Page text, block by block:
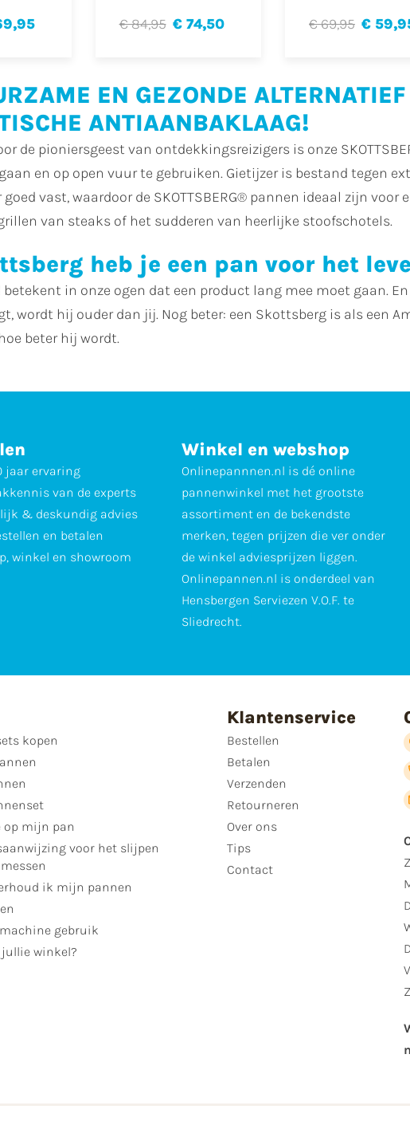
€ 84,95 € 74,50 € 69,95 €
EN GEZONDE ALTERNATIEF
ANTIAANBAKLAAG!
de pioniersgeest van ontdekkingsreizigers is onze
en op open vuur te gebruiken. Gietijzer is bestand tegen
goed vast, waardoor de SKOTTSBERG® pannen ideaal zijn
van steaks of het sudderen van heerlijke stoofschotels.
heb je een pan voor het
in onze ogen dat een product lang mee moet gaan.
wordt hij ouder dan jij. Nog beter: een Skottsberg is als een
beter hij wordt.
jaar ervaring
van de experts
& deskundig advies
en betalen
winkel en showroom
Winkel en webshop
Onlinepannnen.nl is dé online
pannenwinkel met het grootste
assortiment en de bekendste
merken, tegen prijzen die ver onder
de winkel adviesprijzen liggen.
Onlinepannen.nl is onderdeel van
Hensbergen Serviezen V.O.F. te
Sliedrecht.
kopen
op mijn pan
voor het slijpen
ik mijn pannen
gebruik
winkel?
Klantenservice
Bestellen
Betalen
Verzenden
Retourneren
Over ons
Tips
Contact